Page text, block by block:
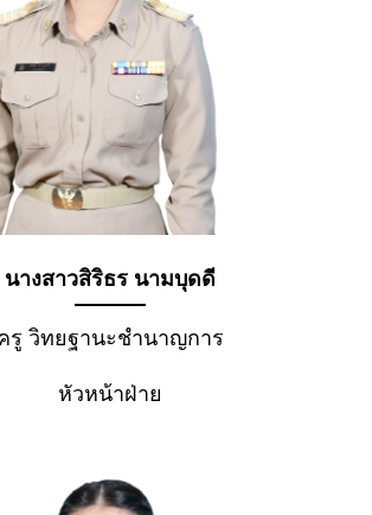
นางสาวสิริธร นามบุดดี
รู วิทยฐานะชำนาญการ
หัวหน้าฝ่าย